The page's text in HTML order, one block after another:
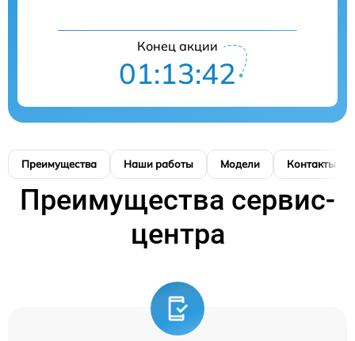
Конец акции
01:13:42
Преимущества Наши работы Модели Контакты
Преимущества сервис-
центра